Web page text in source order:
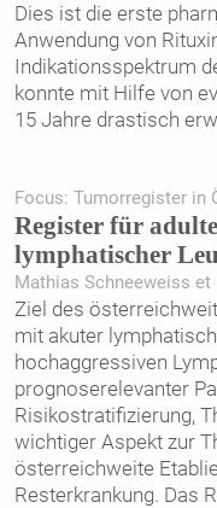
Dies ist die erste
Anwendung von
Indikationsspektrum
konnte mit Hilfe von
15 Jahre drastisch
Focus: Tumorregister in
Register für
lymphatischer
Mathias Schneeweiss et
Ziel des
mit akuter
hochaggressiven
prognoserelevanter
Risikostratifizierung,
wichtiger Aspekt zur
österreichweite
Resterkrankung. Das